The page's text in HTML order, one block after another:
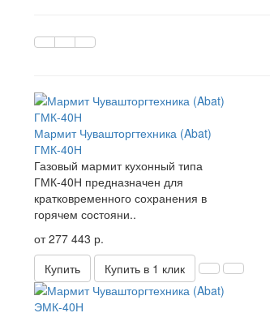
Мармит Чувашторгтехника (Abat)
ГМК-40Н
Газовый мармит кухонный типа
ГМК-40Н предназначен для
кратковременного сохранения в
горячем состояни..
от 277 443 р.
Купить
Купить в 1 клик